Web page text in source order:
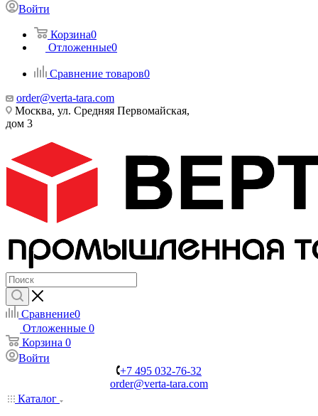
Войти
Корзина0
Отложенные0
Сравнение товаров0
order@verta-tara.com
Москва, ул. Средняя Первомайская,
дом 3
Сравнение0
Отложенные 0
Корзина 0
Войти
+7 495 032-76-32
order@verta-tara.com
Каталог